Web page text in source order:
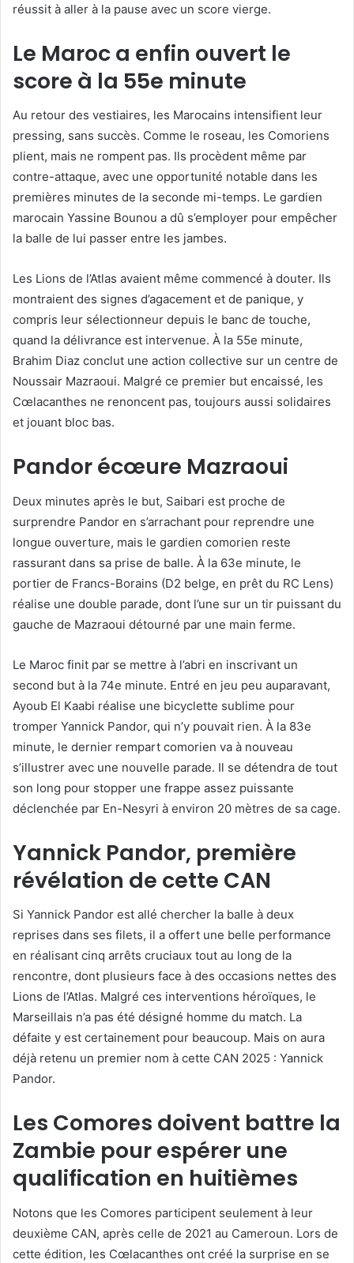
réussit à aller à la pause avec un score vierge.
Le Maroc a enfin ouvert le
score à la 55e minute
Au retour des vestiaires, les Marocains intensifient leur
pressing, sans succès. Comme le roseau, les Comoriens
plient, mais ne rompent pas. Ils procèdent même par
contre-attaque, avec une opportunité notable dans les
premières minutes de la seconde mi-temps. Le gardien
marocain Yassine Bounou a dû s’employer pour empêcher
la balle de lui passer entre les jambes.
Les Lions de l’Atlas avaient même commencé à douter. Ils
montraient des signes d’agacement et de panique, y
compris leur sélectionneur depuis le banc de touche,
quand la délivrance est intervenue. À la 55e minute,
Brahim Diaz conclut une action collective sur un centre de
Noussair Mazraoui. Malgré ce premier but encaissé, les
Cœlacanthes ne renoncent pas, toujours aussi solidaires
et jouant bloc bas.
Pandor écœure Mazraoui
Deux minutes après le but, Saibari est proche de
surprendre Pandor en s’arrachant pour reprendre une
longue ouverture, mais le gardien comorien reste
rassurant dans sa prise de balle. À la 63e minute, le
portier de Francs-Borains (D2 belge, en prêt du RC Lens)
réalise une double parade, dont l’une sur un tir puissant du
gauche de Mazraoui détourné par une main ferme.
Le Maroc finit par se mettre à l’abri en inscrivant un
second but à la 74e minute. Entré en jeu peu auparavant,
Ayoub El Kaabi réalise une bicyclette sublime pour
tromper Yannick Pandor, qui n’y pouvait rien. À la 83e
minute, le dernier rempart comorien va à nouveau
s’illustrer avec une nouvelle parade. Il se détendra de tout
son long pour stopper une frappe assez puissante
déclenchée par En-Nesyri à environ 20 mètres de sa cage.
Yannick Pandor, première
révélation de cette CAN
Si Yannick Pandor est allé chercher la balle à deux
reprises dans ses filets, il a offert une belle performance
en réalisant cinq arrêts cruciaux tout au long de la
rencontre, dont plusieurs face à des occasions nettes des
Lions de l’Atlas. Malgré ces interventions héroïques, le
Marseillais n’a pas été désigné homme du match. La
défaite y est certainement pour beaucoup. Mais on aura
déjà retenu un premier nom à cette CAN 2025 : Yannick
Pandor.
Les Comores doivent battre la
Zambie pour espérer une
qualification en huitièmes
Notons que les Comores participent seulement à leur
deuxième CAN, après celle de 2021 au Cameroun. Lors de
cette édition, les Cœlacanthes ont créé la surprise en se